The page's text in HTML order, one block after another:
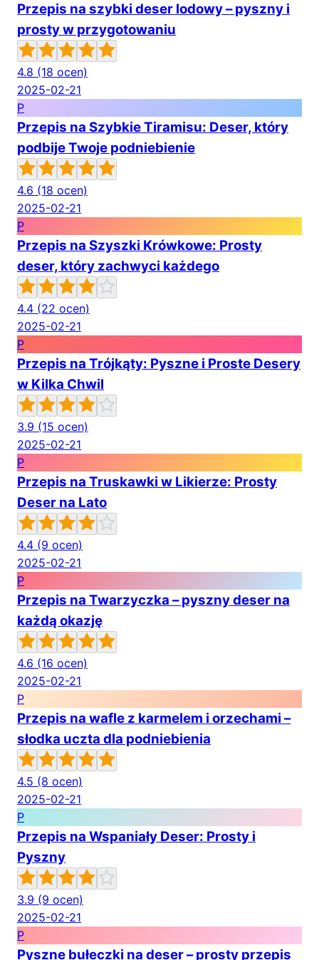
Przepis na szybki deser lodowy – pyszny i
prosty w przygotowaniu
4.8 (18 ocen)
2025-02-21
P
Przepis na Szybkie Tiramisu: Deser, który
podbije Twoje podniebienie
4.6 (18 ocen)
2025-02-21
P
Przepis na Szyszki Krówkowe: Prosty
deser, który zachwyci każdego
4.4 (22 ocen)
2025-02-21
P
Przepis na Trójkąty: Pyszne i Proste Desery
w Kilka Chwil
3.9 (15 ocen)
2025-02-21
P
Przepis na Truskawki w Likierze: Prosty
Deser na Lato
4.4 (9 ocen)
2025-02-21
P
Przepis na Twarzyczka – pyszny deser na
każdą okazję
4.6 (16 ocen)
2025-02-21
P
Przepis na wafle z karmelem i orzechami –
słodka uczta dla podniebienia
4.5 (8 ocen)
2025-02-21
P
Przepis na Wspaniały Deser: Prosty i
Pyszny
3.9 (9 ocen)
2025-02-21
P
Pyszne bułeczki na deser – prosty przepis